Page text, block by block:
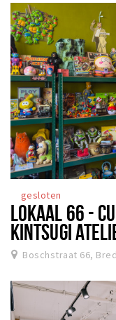
gesloten
LOKAAL 66 -
KINTSUGI
Boschstraat 66,